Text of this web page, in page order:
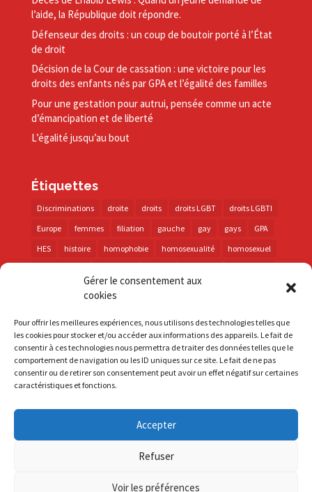
Gérer le consentement aux
cookies
Pour offrir les meilleures expériences, nous utilisons des technologies telles que
les cookies pour stocker et/ou accéder aux informations des appareils. Le fait de
consentir à ces technologies nous permettra de traiter des données telles que le
comportement de navigation ou les ID uniques sur ce site. Le fait de ne pas
consentir ou de retirer son consentement peut avoir un effet négatif sur certaines
caractéristiques et fonctions.
Accepter
Refuser
Voir les préférences
l’aide, la République doit répondre.
Défenseur des droits : un coup de boutoir porté à l’État
de droit
Décision de la Cour de cassation : une victoire pour les
droits des enfants nés par GPA et l’égalité des familles
Pour une gestation pour autrui, pensée comme un acte
d’émancipation et de liberté
L’égalité jusqu’au bout
Étiquettes
Discriminations droite droits droits LGBT
droits LGBTI
Europe
femmes filiation gauche gay gays
GPA
HES
histoire homophobie homosexualité
homosexuel
personnes trans
PMA police propositions
prévention
santé
sida trans transphobie UE
Union européenne
vih
violences visibilité élections